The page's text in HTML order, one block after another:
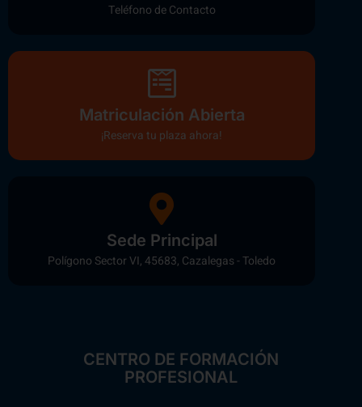
Teléfono de Contacto
Matriculación Abierta
¡Reserva tu plaza ahora!
Sede Principal
Polígono Sector VI, 45683, Cazalegas - Toledo
CENTRO DE FORMACIÓN
PROFESIONAL